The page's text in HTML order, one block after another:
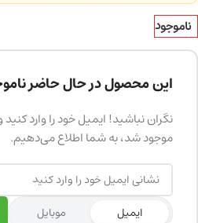
ناموجود
این محصول در حال حاضر
نگران نباشید! ایمیل خود را وارد
موجود شد، به شما اطلاع می‌دهیم.
ایمیل موبایل